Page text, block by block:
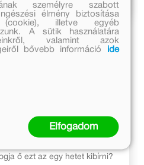
Peti – A
– 2026. júl. 22.,
iskolás legyen.
ő ezt az egy hetet kibírni?
személyre szabott
élmény biztosítása
illetve egyéb
A sütik használatára
valamint azok
bővebb információ
ide
Elfogadom